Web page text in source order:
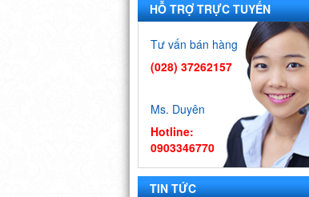
HỖ TRỢ TRỰC TUYẾN
Tư vấn bán hàng
(028) 37262157
Ms. Duyên
Hotline:
0903346770
TIN TỨC
9 DỰ ÁN ĐẠI
HỌC QUỐC
GIA - TP.HCM
BIỂN QUÊ
HƯƠNG
FPT SÓC
TRĂNG